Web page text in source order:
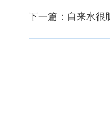
下一篇： 自来水很